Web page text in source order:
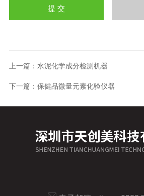
上一篇： 水泥化学成分检测机器
下一篇： 保健品微量元素化验仪器